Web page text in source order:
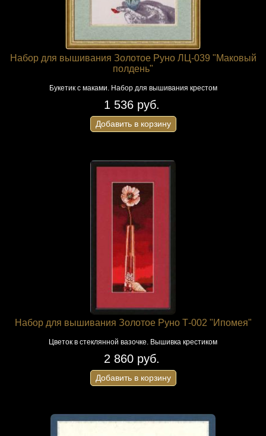
Набор для вышивания Золотое Руно ЛЦ-039 "Маковый
полдень"
Букетик с маками. Набор для вышивания крестом
1 536 руб.
Добавить в корзину
Набор для вышивания Золотое Руно Т-002 "Ипомея"
Цветок в стеклянной вазочке. Вышивка крестиком
2 860 руб.
Добавить в корзину